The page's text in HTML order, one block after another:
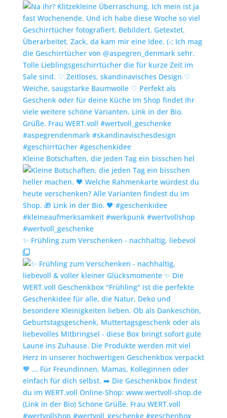
Kleine Botschaften, die jeden Tag ein bisschen hel
✨️ Frühling zum Verschenken - nachhaltig, liebevol